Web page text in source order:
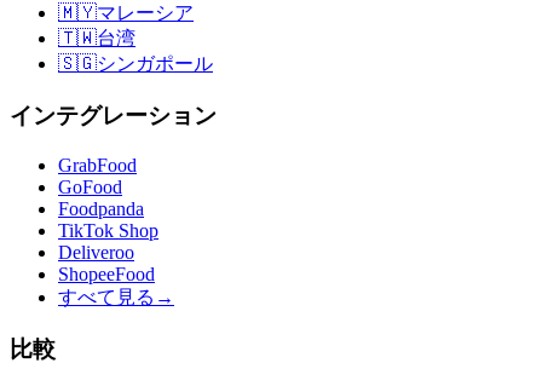
🇲🇾マレーシア
🇹🇼台湾
🇸🇬シンガポール
インテグレーション
GrabFood
GoFood
Foodpanda
TikTok Shop
Deliveroo
ShopeeFood
すべて見る →
比較